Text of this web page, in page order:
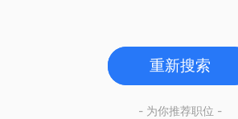
重新搜索
- 为你推荐职位 -